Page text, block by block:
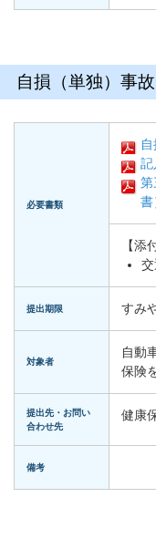
自損（単独）事故
必要書類
記
第
書
【添
提出期限 すみ
対象者
自動
保険
提出先・お問い
合わせ先
健康
備考